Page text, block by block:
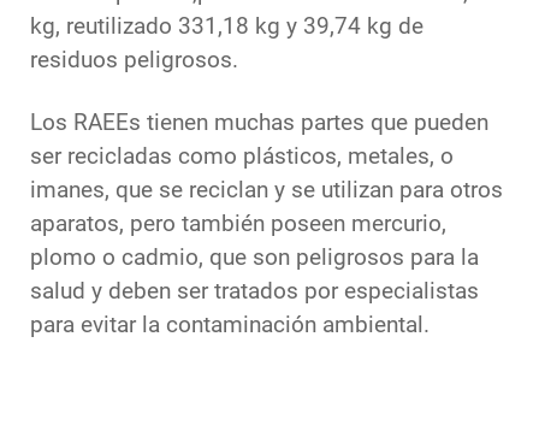
kg, reutilizado 331,18 kg y 39,74 kg de
residuos peligrosos.
Los RAEEs tienen muchas partes que pueden
ser recicladas como plásticos, metales, o
imanes, que se reciclan y se utilizan para otros
aparatos, pero también poseen mercurio,
plomo o cadmio, que son peligrosos para la
salud y deben ser tratados por especialistas
para evitar la contaminación ambiental.